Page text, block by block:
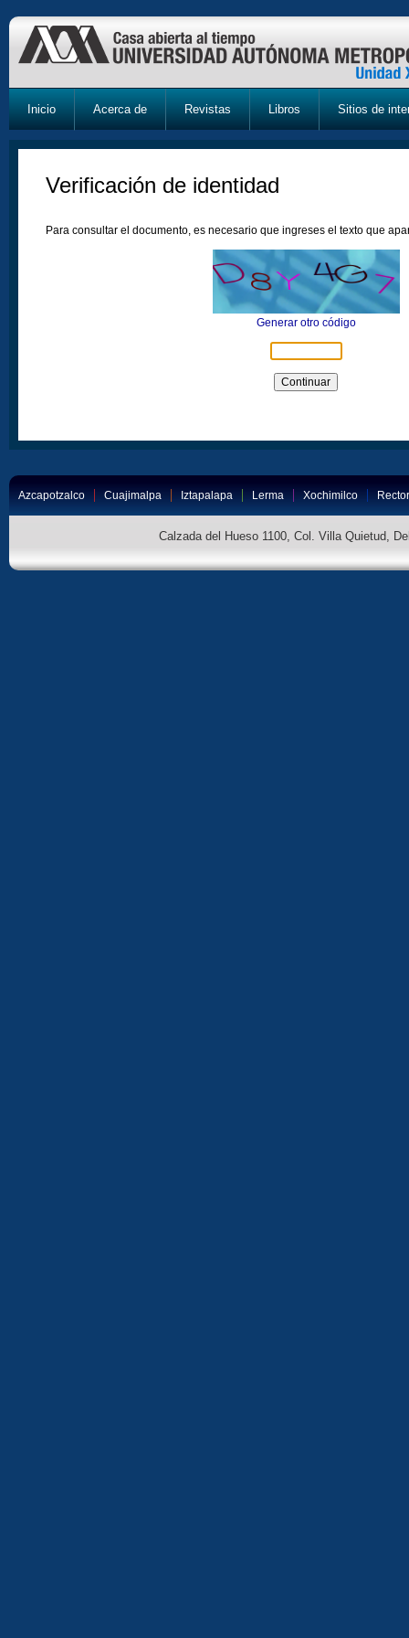
Inicio Acerca de Revistas Libros Sitios de
Verificación de identidad
Para consultar el documento, es necesario que ingreses el texto que
Generar otro código
Azcapotzalco Cuajimalpa Iztapalapa Lerma Xochimilco
Calzada del Hueso 1100, Col. Villa Quietud,